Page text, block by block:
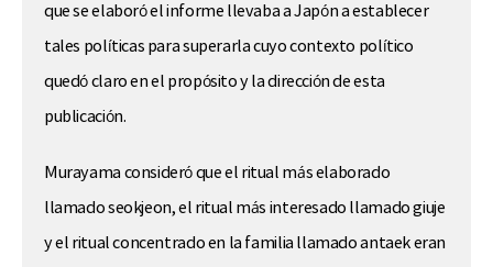
que se elaboró el informe llevaba a Japón a establecer
tales políticas para superarla cuyo contexto político
quedó claro en el propósito y la dirección de esta
publicación.
Murayama consideró que el ritual más elaborado
llamado seokjeon, el ritual más interesado llamado giuje
y el ritual concentrado en la familia llamado antaek eran